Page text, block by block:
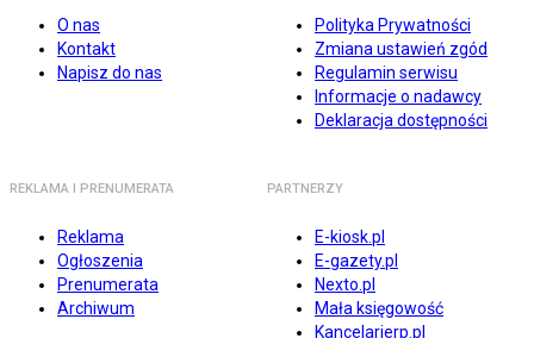
O nas
Kontakt
Napisz do nas
Polityka Prywatności
Zmiana ustawień zgód
Regulamin serwisu
Informacje o nadawcy
Deklaracja dostępności
REKLAMA I PRENUMERATA
Reklama
Ogłoszenia
Prenumerata
Archiwum
PARTNERZY
E-kiosk.pl
E-gazety.pl
Nexto.pl
Mała księgowość
Kancelarierp.pl